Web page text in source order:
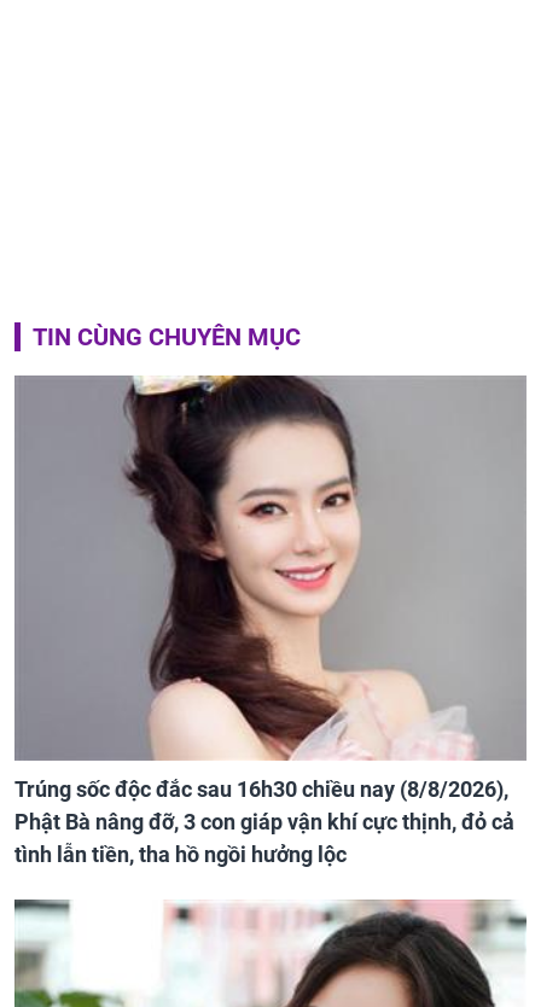
TIN CÙNG CHUYÊN MỤC
Trúng sốc độc đắc sau 16h30 chiều nay (8/8/2026),
Phật Bà nâng đỡ, 3 con giáp vận khí cực thịnh, đỏ cả
tình lẫn tiền, tha hồ ngồi hưởng lộc